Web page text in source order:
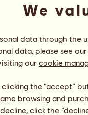
We
data through the
data, please see our
our cookie
the “accept”
browsing and
click the